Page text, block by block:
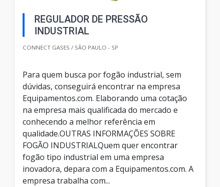
REGULADOR DE PRESSÃO
INDUSTRIAL
CONNECT GASES / SÃO PAULO - SP
Para quem busca por fogão industrial, sem
dúvidas, conseguirá encontrar na empresa
Equipamentos.com. Elaborando uma cotação
na empresa mais qualificada do mercado e
conhecendo a melhor referência em
qualidade.OUTRAS INFORMAÇÕES SOBRE
FOGÃO INDUSTRIALQuem quer encontrar
fogão tipo industrial em uma empresa
inovadora, depara com a Equipamentos.com. A
empresa trabalha com...